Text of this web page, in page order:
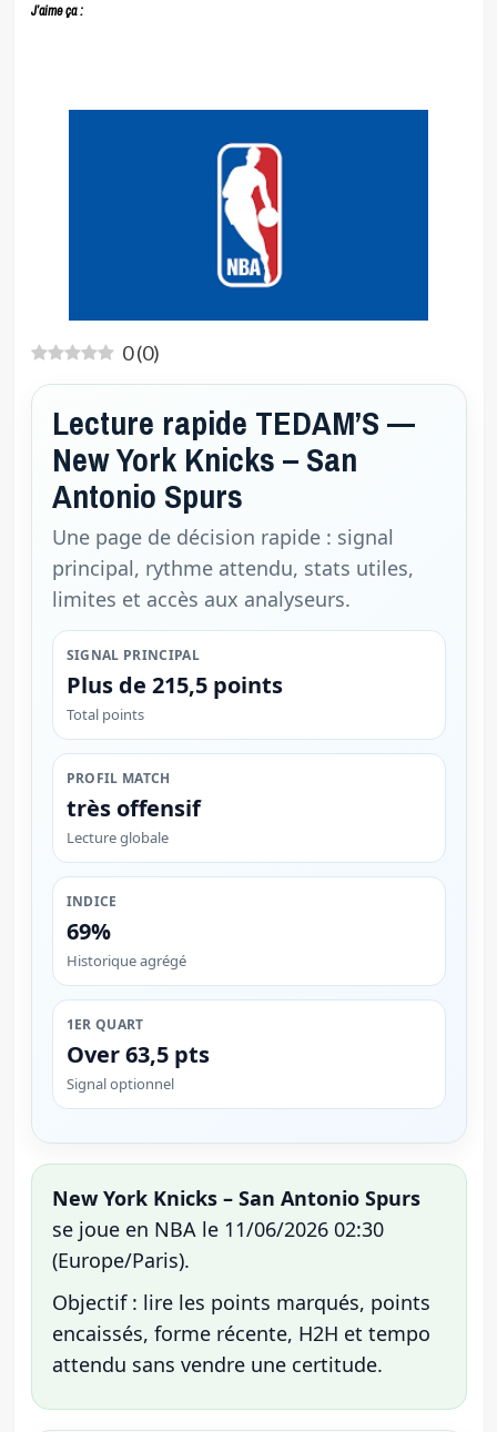
J’aime ça :
0(0)
Lecture rapide TEDAM’S —
New York Knicks – San
Antonio Spurs
Une page de décision rapide : signal
principal, rythme attendu, stats utiles,
limites et accès aux analyseurs.
SIGNAL PRINCIPAL
Plus de 215,5 points
Total points
PROFIL MATCH
très offensif
Lecture globale
INDICE
69%
Historique agrégé
1ER QUART
Over 63,5 pts
Signal optionnel
New York Knicks – San Antonio Spurs
se joue en NBA le 11/06/2026 02:30
(Europe/Paris).
Objectif : lire les points marqués, points
encaissés, forme récente, H2H et tempo
attendu sans vendre une certitude.